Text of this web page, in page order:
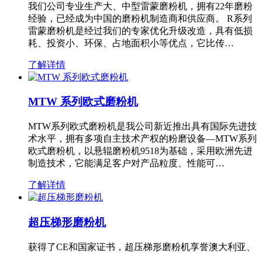
我们公司专业生产大、中型雷蒙磨粉机，拥有22年磨粉
经验，已经成为中国的磨粉机制造商和供应商。 R系列
雷蒙磨粉机是经过我们的专家优化升级改造，具有低损
耗、投资小、环保、占地面积小等优点，它比传…
了解详情
MTW 系列欧式磨粉机
MTW系列欧式磨粉机是我公司新近推出具有国际先进技
术水平，拥有多项自主技术产权的粉磨设备—MTW系列
欧式磨粉机，以悬辊磨粉机9518为基础，采用欧洲先进
制造技术，它能满足客户对产品粒度、性能可…
了解详情
超压梯形磨粉机
获得了CE和国家证书，超压梯形磨粉机享誉澳大利亚、